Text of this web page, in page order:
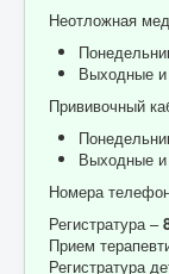
Неотложная
Выходные и
Прививочный
Выходные и
Номера
Регистратура –
Прием
Регистратура